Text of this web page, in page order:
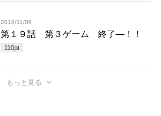
2018/11/09
第１９話 第３ゲーム 終了―！！
110pt
もっと見る